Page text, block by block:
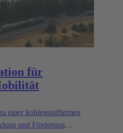
für
einer kohlenstoffarmen
und Förderung